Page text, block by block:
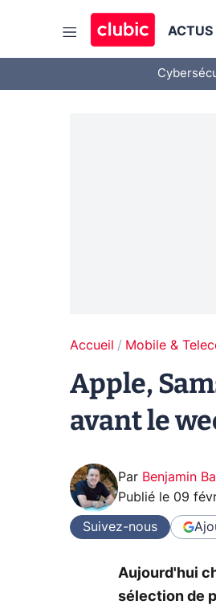
ACTUS
Accueil Mobile &
Apple,
avant le
Par Benjamin
Publié le 09
Suivez-nous
Aujourd'hui
sélection de